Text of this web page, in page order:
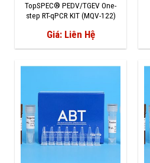
TopSPEC® PEDV/TGEV One-
step RT-qPCR KIT (MQV-122)
Giá: Liên Hệ